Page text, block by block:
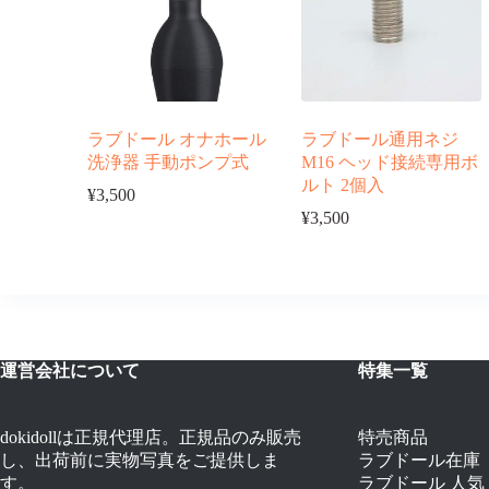
ラブドール オナホール
洗浄器 手動ポンプ式
¥3,500
ラブドール通用ネジ
M16 ヘッド接続専用ボ
ルト 2個入
¥3,500
運営会社について
dokidollは正規代理店。正規品のみ販売
し、出荷前に実物写真をご提供しま
す。
特集一覧
特売商品
ラブドール在庫
ラブドール 人気